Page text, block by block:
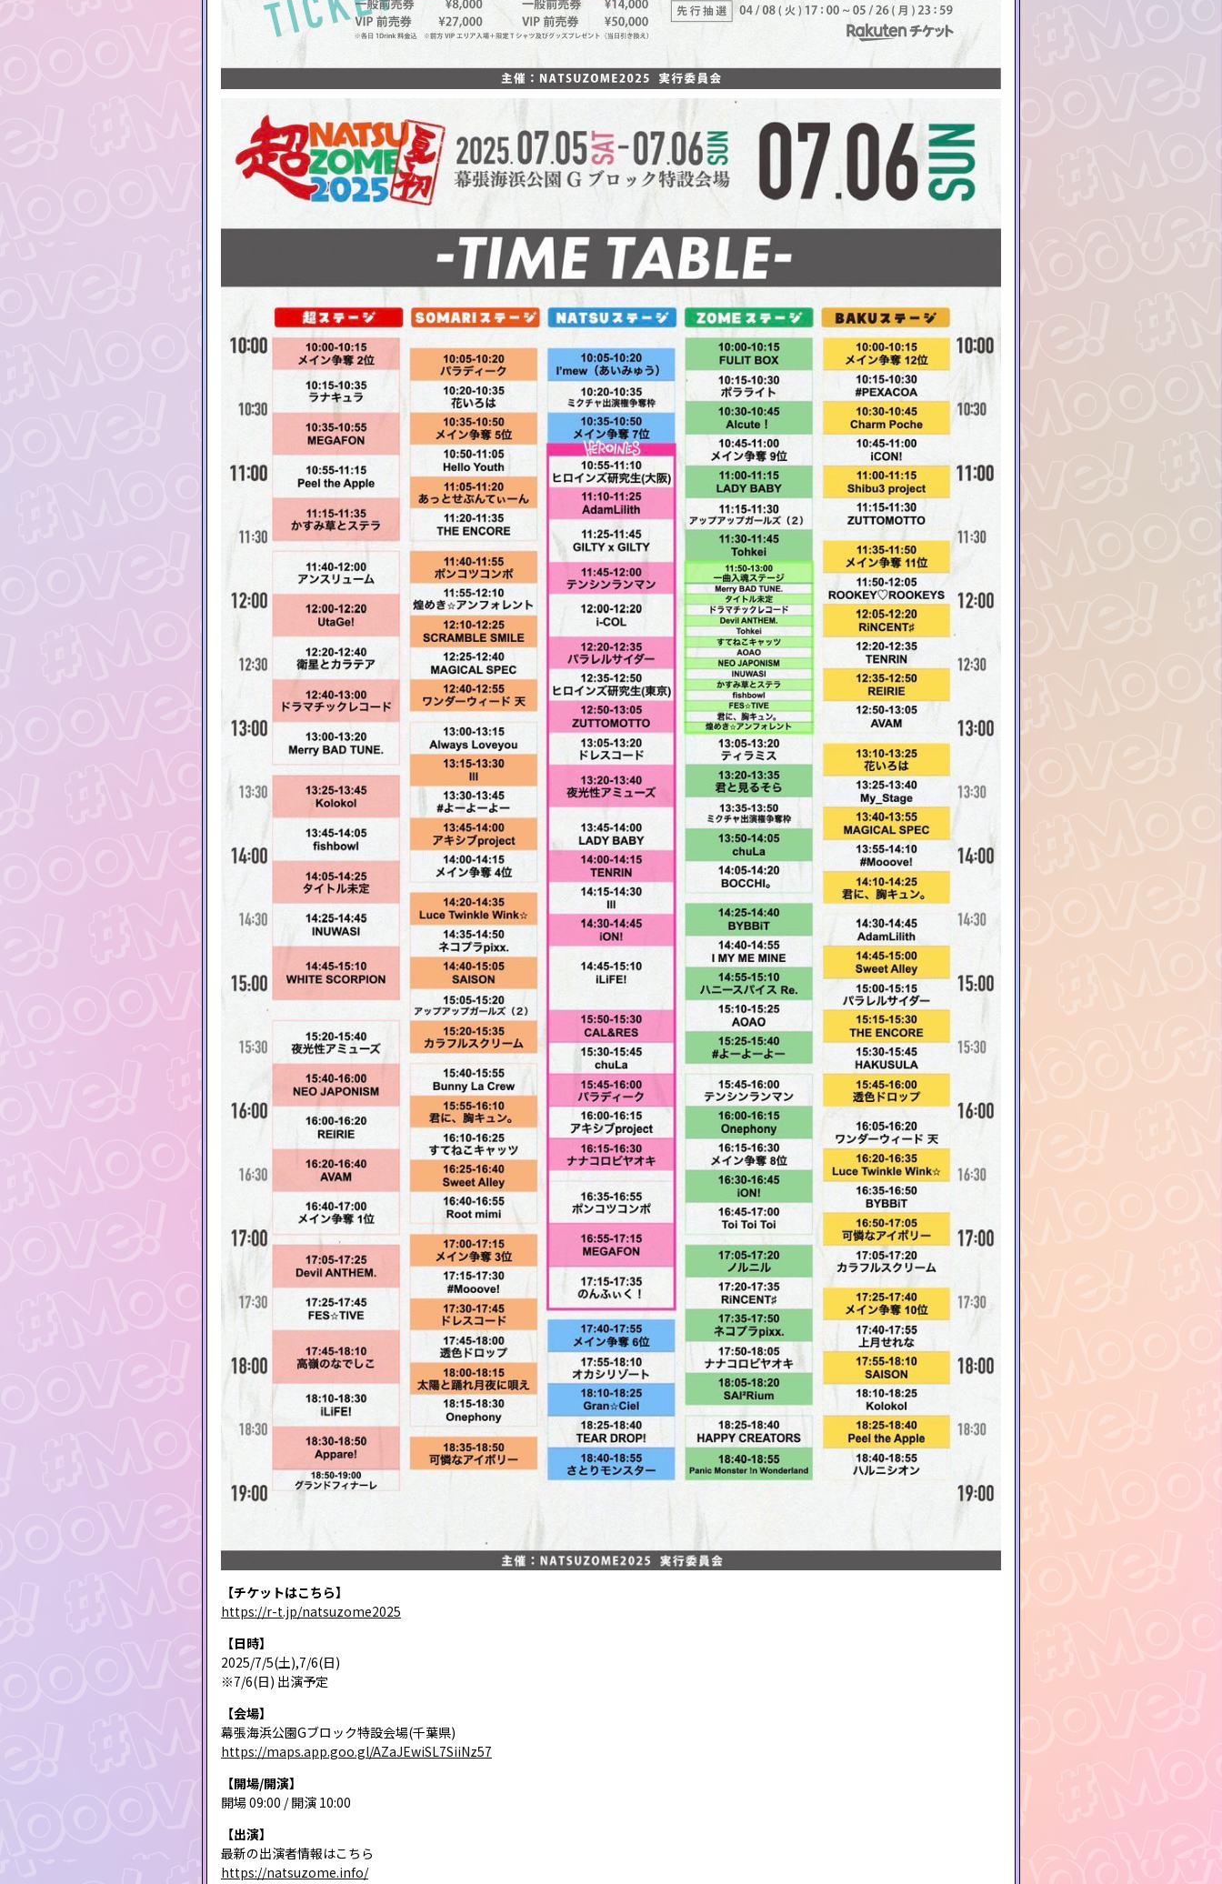
【チケットはこちら】
https://r-t.jp/natsuzome2025
【日時】
2025/7/5(土),7/6(日)
※7/6(日) 出演予定
【会場】
幕張海浜公園Gブロック特設会場(千葉県)
https://maps.app.goo.gl/AZaJEwiSL7SiiNz57
【開場/開演】
開場 09:00 / 開演 10:00
【出演】
最新の出演者情報はこちら
https://natsuzome.info/